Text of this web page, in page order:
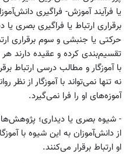
برقراری ارتباط یا فراگیری بصری یا
حرکتی یا جنبشی و سوم برقراری
تقسیم‌بندی کرده و عقیده دارند
با آموزگار و مطالب درسی ارتباط
نه تنها نمی‌تواند با آموزگار از
آموزه‌های او را فرا نمی‌گیرد.
از دانش‌آموزان به این شیوه با
او ارتباط برقرار می‌کنند.